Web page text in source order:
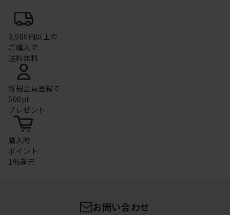
3,980円以上の
ご購入で
送料無料
新規会員登録で
500pt
プレゼント
購入時
ポイント
1%還元
お問い合わせ